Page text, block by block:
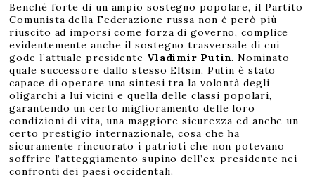
Benché forte di un ampio sostegno popolare, il Partito
Comunista della Federazione russa non è però più
riuscito ad imporsi come forza di governo, complice
evidentemente anche il sostegno trasversale di cui
gode l’attuale presidente Vladimir Putin. Nominato
quale successore dallo stesso Eltsin, Putin è stato
capace di operare una sintesi tra la volontà degli
oligarchi a lui vicini e quella delle classi popolari,
garantendo un certo miglioramento delle loro
condizioni di vita, una maggiore sicurezza ed anche un
certo prestigio internazionale, cosa che ha
sicuramente rincuorato i patrioti che non potevano
soffrire l’atteggiamento supino dell’ex-presidente nei
confronti dei paesi occidentali.